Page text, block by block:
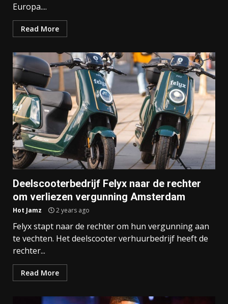
Europa....
Read More
Deelscooterbedrijf Felyx naar de rechter
om verliezen vergunning Amsterdam
Hot Jamz 2 years ago
Felyx stapt naar de rechter om hun vergunning aan
te vechten. Het deelscooter verhuurbedrijf heeft de
rechter...
Read More